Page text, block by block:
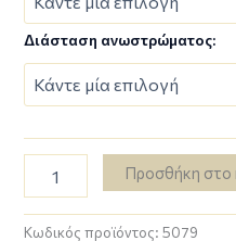
Διάσταση ανωστρώματος:
Προσθήκη στο
Κωδικός προϊόντος:5079